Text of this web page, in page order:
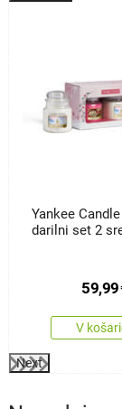
Yankee
darilni set 2
59,99
V
Next